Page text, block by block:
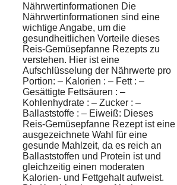
Nährwertinformationen Die
Nährwertinformationen sind eine
wichtige Angabe, um die
gesundheitlichen Vorteile dieses
Reis-Gemüsepfanne Rezepts zu
verstehen. Hier ist eine
Aufschlüsselung der Nährwerte pro
Portion: – Kalorien : – Fett : –
Gesättigte Fettsäuren : –
Kohlenhydrate : – Zucker : –
Ballaststoffe : – Eiweiß: Dieses
Reis-Gemüsepfanne Rezept ist eine
ausgezeichnete Wahl für eine
gesunde Mahlzeit, da es reich an
Ballaststoffen und Protein ist und
gleichzeitig einen moderaten
Kalorien- und Fettgehalt aufweist.